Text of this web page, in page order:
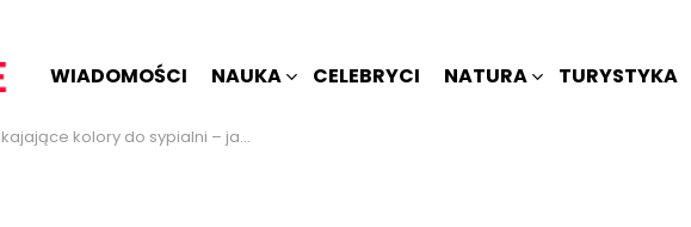
WIADOMOŚCI NAUKA CELEBRYCI NATURA TURYSTYKA
kolory do sypialni – jak wybrać barwy sprzyjające snu